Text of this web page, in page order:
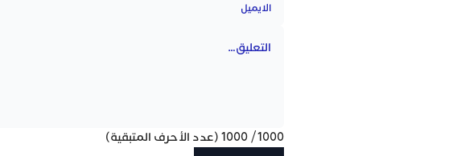
1000
/
1000 (عدد الأحرف المتبقية)